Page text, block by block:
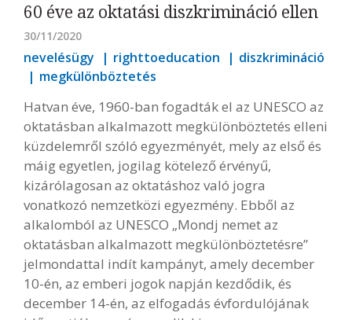
60 éve az oktatási diszkrimináció ellen
30/11/2020
nevelésügy righttoeducation
diszkrimináció
megkülönböztetés
Hatvan éve, 1960-ban fogadták el az UNESCO az
oktatásban alkalmazott megkülönböztetés elleni
küzdelemről szóló egyezményét, mely az első és
máig egyetlen, jogilag kötelező érvényű,
kizárólagosan az oktatáshoz való jogra
vonatkozó nemzetközi egyezmény. Ebből az
alkalomból az UNESCO „Mondj nemet az
oktatásban alkalmazott megkülönböztetésre”
jelmondattal indít kampányt, amely december
10-én, az emberi jogok napján kezdődik, és
december 14-én, az elfogadás évfordulójának